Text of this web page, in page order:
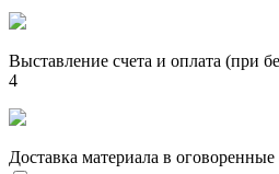
Выставление счета и оплата (при
4
Доставка материала в оговоренные